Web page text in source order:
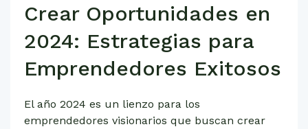
Crear Oportunidades en
2024: Estrategias para
Emprendedores Exitosos
El año 2024 es un lienzo para los
emprendedores visionarios que buscan crear